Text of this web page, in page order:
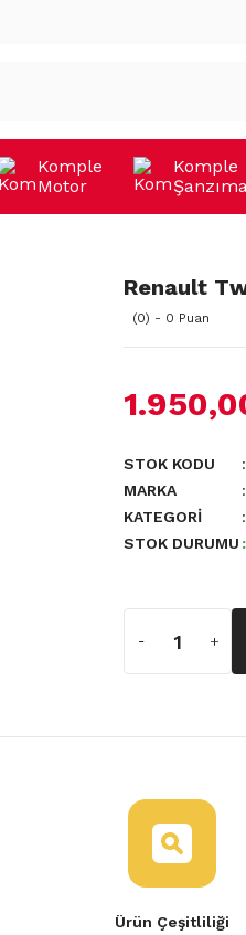
Komple
Motor
Komple
Renault
(0) - 0 Puan
STOK KODU
MARKA
KATEGORI
STOK DURUMU
Ürün Çeşitliliği